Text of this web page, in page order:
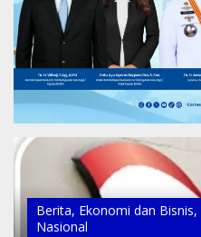
Berita, Ekonomi dan Bisnis,
Nasional